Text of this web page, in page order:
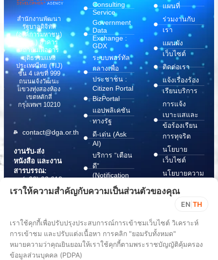
สำนักงานพัฒนา
รัฐบาลดิจิทัล
(องค์การมหาชน)
(สพร.) อาคาร
สถาบันเพื่อการ
ยุติธรรมแห่ง
ประเทศไทย (TIJ)
ชั้น 4 เลขที่ 999
ถนนแจ้งวัฒนะ
แขวงทุ่งสองห้อง
เขตหลักสี่
กรุงเทพฯ 10210
contact@dga.or.th
งานรับ-ส่ง
หนังสือ และงาน
สารบรรณ:
(+66) 02 612
6000
saraban@dga.or.th
Center:
(+66) 02 612
Consulting
Service
Government
Data
Exchange :
GDX
ระบบพอร์ทัล
กลางเพื่อ
ประชาชน :
Citizen Portal
BizPortal
แอปพลิเคชัน
ทางรัฐ
ดี-เด่น (Ask
AI)
บริการ “เตือน
ดี”
(Notification
บริการ
(Document
Wallet)
แผนที่
ร่วมงานกับ
เรา
แผนผัง
เว็บไซต์
ติดต่อเรา
แจ้งเรื่องร้อง
เรียนบริการ
การแจ้ง
เบาะแสและ
ข้อร้องเรียน
การทุจริต
นโยบาย
เว็บไซต์
นโยบายความ
ปลอดภัย
สารสนเทศ
ChangeLog
เราให้ความสำคัญกับความเป็นส่วนตัวของคุณ
EN TH
เราใช้คุกกี้เพื่อปรับปรุงประสบการณ์การเข้าชมเว็บไซต์ วิเคราะห์
การเข้าชม และปรับแต่งเนื้อหา การคลิก "ยอมรับทั้งหมด"
หมายความว่าคุณยินยอมให้เราใช้คุกกี้ตามพระราชบัญญัติคุ้มครอง
ข้อมูลส่วนบุคคล (PDPA)